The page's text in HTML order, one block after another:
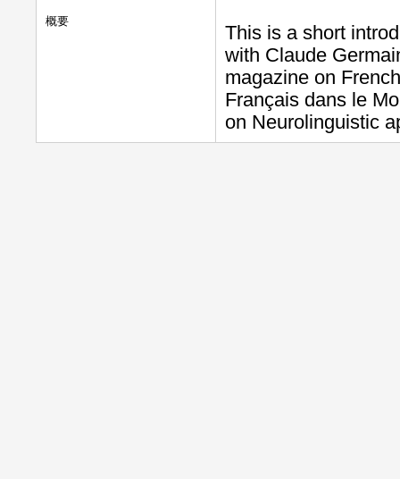
概要
This is a short
with Claude
magazine on
Français dans le
on Neurolinguistic